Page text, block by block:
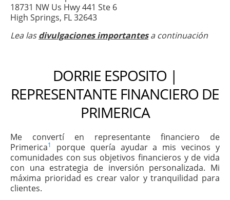
18731 NW Us Hwy 441 Ste 6
High Springs, FL 32643
Lea lasdivulgaciones importantesa continuación
DORRIE ESPOSITO |
REPRESENTANTE FINANCIERO DE
PRIMERICA
Me convertí en representante financiero de
Primerica1
porque quería ayudar a mis vecinos y
comunidades con sus objetivos financieros y de vida
con una estrategia de inversión personalizada. Mi
máxima prioridad es crear valor y tranquilidad para
clientes.